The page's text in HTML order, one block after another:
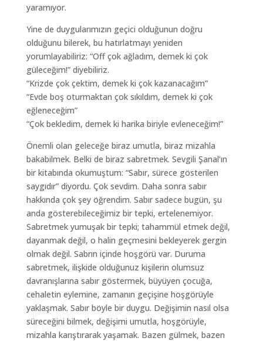
yaramıyor.
Yine de duygularımızın geçici olduğunun doğru
olduğunu bilerek, bu hatırlatmayı yeniden
yorumlayabiliriz: “Off çok ağladım, demek ki çok
güleceğim!” diyebiliriz.
“Krizde çok çektim, demek ki çok kazanacağım”
“Evde boş oturmaktan çok sıkıldım, demek ki çok
eğleneceğim”
“Çok bekledim, demek ki harika biriyle evleneceğim!”
Önemli olan geleceğe biraz umutla, biraz mizahla
bakabilmek. Belki de biraz sabretmek. Sevgili Şanal’ın
bir kitabında okumuştum: “Sabır, sürece gösterilen
saygıdır” diyordu. Çok sevdim. Daha sonra sabır
hakkında çok şey öğrendim. Sabır sadece bugün, şu
anda gösterebileceğimiz bir tepki, ertelenemiyor.
Sabretmek yumuşak bir tepki; tahammül etmek değil,
dayanmak değil, o halin geçmesini bekleyerek gergin
olmak değil. Sabrın içinde hoşgörü var. Duruma
sabretmek, ilişkide olduğunuz kişilerin olumsuz
davranışlarına sabır göstermek, büyüyen çocuğa,
cehaletin eylemine, zamanın geçişine hoşgörüyle
yaklaşmak. Sabır böyle bir duygu. Değişimin nasıl olsa
süreceğini bilmek, değişimi umutla, hoşgörüyle,
mizahla karıştırarak yaşamak. Bazen gülmek, bazen